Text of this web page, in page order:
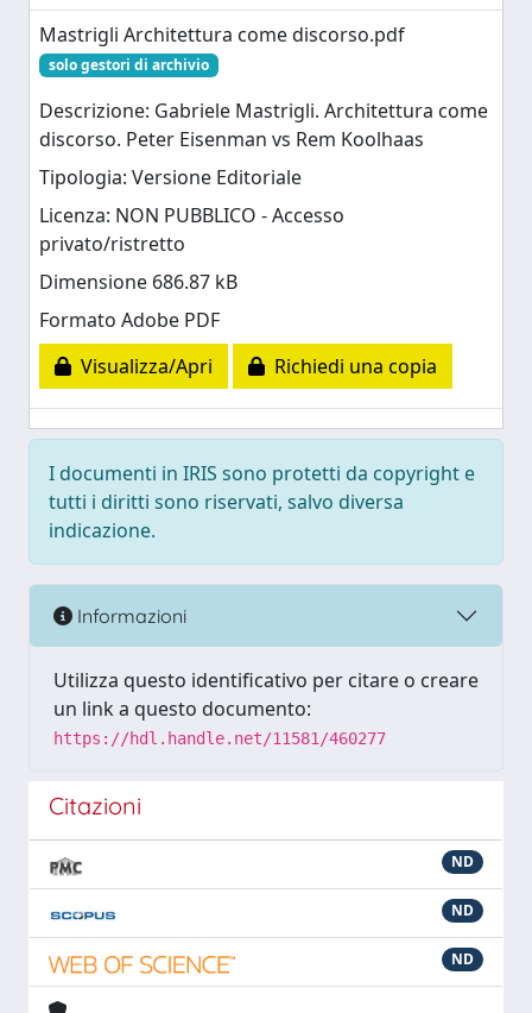
Mastrigli Architettura come discorso.pdf
solo gestori di archivio
Descrizione: Gabriele Mastrigli. Architettura come
discorso. Peter Eisenman vs Rem Koolhaas
Tipologia: Versione Editoriale
Licenza: NON PUBBLICO - Accesso
privato/ristretto
Dimensione 686.87 kB
Formato Adobe PDF
Visualizza/Apri
Richiedi una copia
I documenti in IRIS sono protetti da copyright e
tutti i diritti sono riservati, salvo diversa
indicazione.
Informazioni
Utilizza questo identificativo per citare o creare
un link a questo documento:
https://hdl.handle.net/11581/460277
Citazioni
ND
ND
ND